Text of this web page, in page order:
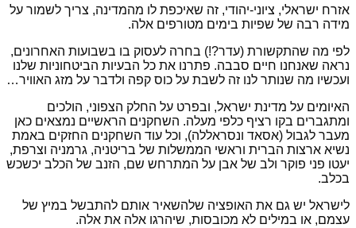
אזרח ישראלי, ציוני-יהודי, זה שאיכפת לו מהמדינה, צריך לשמור על
מידה רבה של שפיות בימים מטורפים אלה.
לפי מה שהתקשורת (עדר?!) בחרה לעסוק בו בשבועות האחרונים,
נראה שאנחנו חיים סבבה. פתרנו את כל הבעיות הביטחוניות שלנו
ועכשיו מה שנותר לנו זה לשבת על כוס קפה ולדבר על מזג האוויר…
האיומים על מדינת ישראל, ובפרט על החלק הצפוני, הולכים
ומתגברים בקו רציף כלפי מעלה. השחקנים הראשיים נמצאים כאן
מעבר לגבול (אסאד ונסראללה), וכל עוד השחקנים החזקים באמת
נשיא ארצות הברית וראשי הממשלות של בריטניה, גרמניה וצרפת,
יעטו פני פוקר ולב של אבן על המתרחש שם, הזנב של הכלב יכשכש
בכלב.
לישראל יש גם את האופציה שלהשאיר אותם להתבשל במיץ של
עצמם, או במילים לא מכובסות, שיהרגו אלה את אלה.